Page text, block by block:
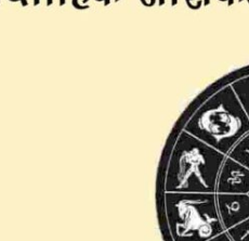
ASTROSAGE
MAGAZINE